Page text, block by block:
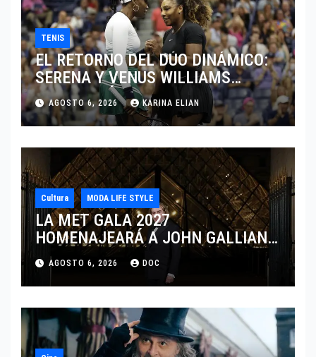
TENIS
EL RETORNO DEL DÚO DINÁMICO:
SERENA Y VENUS WILLIAMS
DISPUTARÁN LOS DOBLES EN
CINCINNATI 2026
AGOSTO 6, 2026 KARINA ELIAN
Cultura MODA LIFE STYLE
LA MET GALA 2027
HOMENAJEARÁ A JOHN GALLIANO
MARCANDO EL REGRESO DEL REY
DEL DRAMATISMO
AGOSTO 6, 2026 DOC